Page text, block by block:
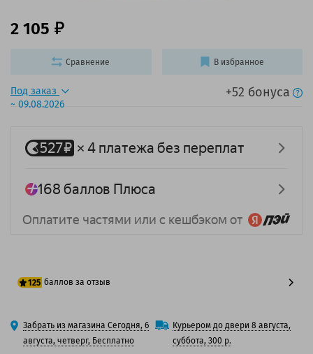
Под заказ
~ 09.08.2026
+52 бонуса
2 105
125 баллов за отзыв
100 баллов
125 баллов
Забрать из магазина Сегодня, 6
августа, четверг, Бесплатно
Курьером до двери 8 августа,
суббота, 300 р.
Сравнение В избранное